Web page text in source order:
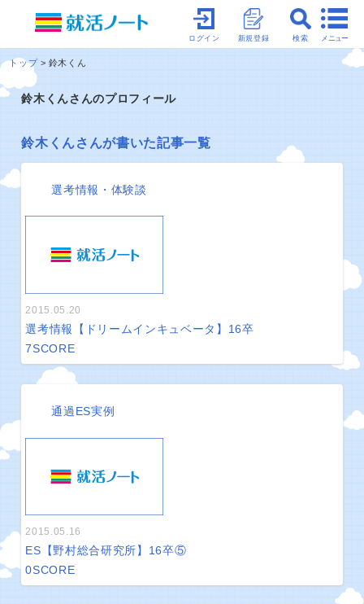
メニュー
検索
新規登録
ログイン
トップ 鈴木くん
鈴木くんさんのプロフィール
鈴木くんさんが書いた記事一覧
選考情報・体験談
2015.05.20
選考情報【ドリームインキュベータ】16卒
7SCORE
通過ES実例
2015.05.16
ES【野村総合研究所】16卒⑤
0SCORE